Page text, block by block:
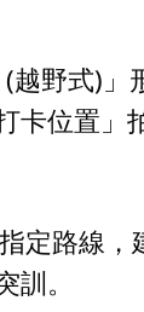
(越野式)
卡位置」
定路線
。